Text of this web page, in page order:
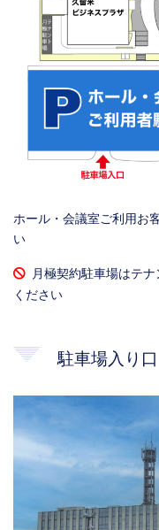
ホール・会議室ご利用お
い
月極契約駐車場はテ
ください
駐車場入り口